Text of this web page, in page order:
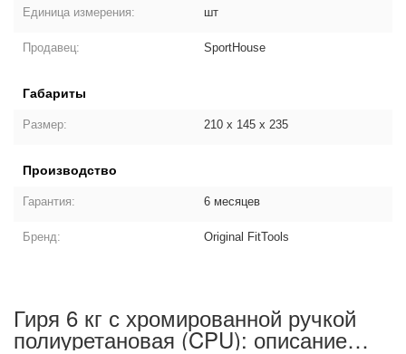
Единица измерения: шт
Продавец: SportHouse
Габариты
Размер: 210 х 145 х 235
Производство
Гарантия: 6 месяцев
Бренд: Original FitTools
Гиря 6 кг с хромированной ручкой
полиуретановая (CPU): описание